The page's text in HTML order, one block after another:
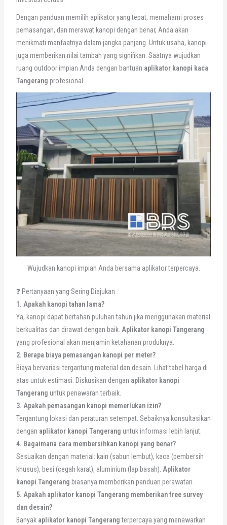
Dengan panduan memilih aplikator yang tepat, memahami proses
pemasangan, dan merawat kanopi dengan benar, Anda akan
menikmati manfaatnya dalam jangka panjang. Untuk usaha, kanopi
juga memberikan nilai tambah yang signifikan. Saatnya wujudkan
ruang outdoor impian Anda dengan bantuan aplikator kanopi kaca
Tangerang profesional.
Wujudkan kanopi impian Anda bersama aplikator terpercaya.
❓ Pertanyaan yang Sering Diajukan
1. Apakah kanopi tahan lama?
Ya, kanopi dapat bertahan puluhan tahun jika menggunakan material
berkualitas dan dirawat dengan baik. Aplikator kanopi Tangerang
yang profesional akan menjamin ketahanan produknya.
2. Berapa biaya pemasangan kanopi per meter?
Biaya bervariasi tergantung material dan desain. Lihat tabel harga di
atas untuk estimasi. Diskusikan dengan aplikator kanopi
Tangerang untuk penawaran terbaik.
3. Apakah pemasangan kanopi memerlukan izin?
Tergantung lokasi dan peraturan setempat. Sebaiknya konsultasikan
dengan aplikator kanopi Tangerang untuk informasi lebih lanjut.
4. Bagaimana cara membersihkan kanopi yang benar?
Sesuaikan dengan material: kain (sabun lembut), kaca (pembersih
khusus), besi (cegah karat), aluminium (lap basah). Aplikator
kanopi Tangerang biasanya memberikan panduan perawatan.
5. Apakah aplikator kanopi Tangerang memberikan free survey
dan desain?
Banyak aplikator kanopi Tangerangterpercaya yang menawarkan